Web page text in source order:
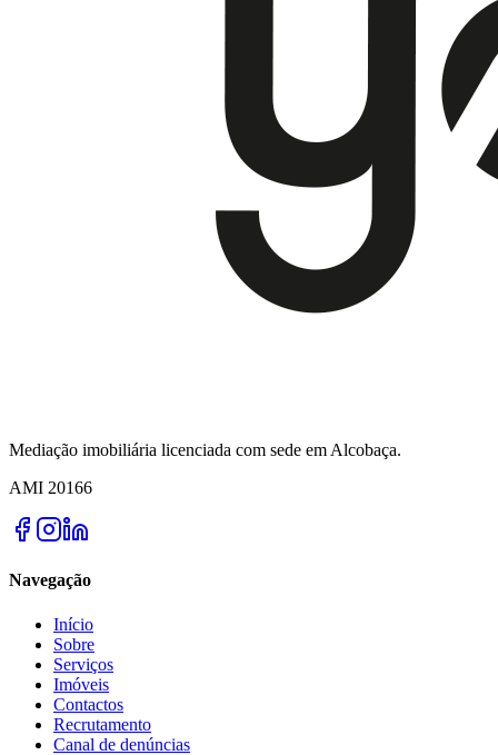
Mediação imobiliária licenciada com sede em Alcobaça.
AMI 20166
Navegação
Início
Sobre
Serviços
Imóveis
Contactos
Recrutamento
Canal de denúncias